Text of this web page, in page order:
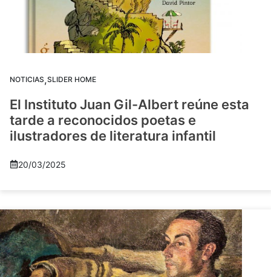
NOTICIAS,SLIDER HOME
El Instituto Juan Gil-Albert reúne esta
tarde a reconocidos poetas e
ilustradores de literatura infantil
20/03/2025